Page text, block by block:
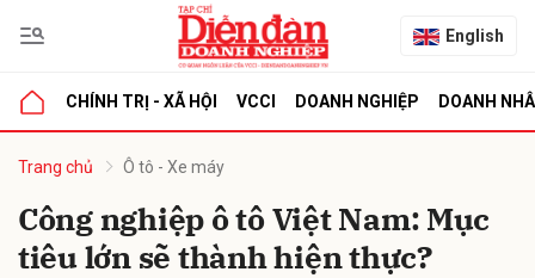
English
CHÍNH TRỊ - XÃ HỘI VCCI DOANH NGHIỆP DOANH
Trang chủ Ô tô - Xe máy
Công nghiệp ô tô Việt Nam: Mục
tiêu lớn sẽ thành hiện thực?
luận